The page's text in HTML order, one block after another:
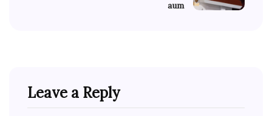
aum
Leave a Reply